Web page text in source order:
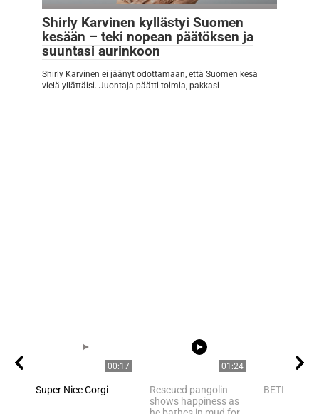
Shirly Karvinen kyllästyi Suomen
kesään – teki nopean päätöksen ja
suuntasi aurinkoon
Shirly Karvinen ei jäänyt odottamaan, että Suomen kesä
vielä yllättäisi. Juontaja päätti toimia, pakkasi
00:17
Super Nice Corgi
01:24
Rescued pangolin
shows happiness as
BETISIER